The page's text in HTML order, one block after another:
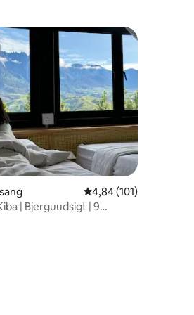
236 omtaler
4,84 ud af 5 i
4,84 (101)
| Bjerguudsigt | 9